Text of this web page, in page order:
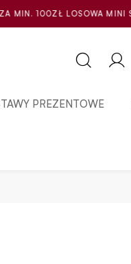
SCRUNCHIE GRATIS
PREZENTOWE